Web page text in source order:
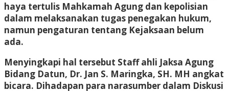
haya tertulis Mahkamah Agung dan kepolisian
dalam melaksanakan tugas penegakan hukum,
namun pengaturan tentang Kejaksaan belum
ada.
Menyingkapi hal tersebut Staff ahli Jaksa Agung
Bidang Datun, Dr. Jan S. Maringka, SH. MH angkat
bicara. Dihadapan para narasumber dalam Diskusi